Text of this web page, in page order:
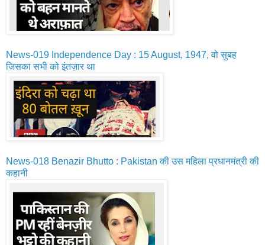
News-019 Independence Day : 15 August, 1947, वो सुबह
जिसका सभी को इंतज़ार था
News-018 Benazir Bhutto : Pakistan की उस महिला प्रधानमंत्री की
कहानी